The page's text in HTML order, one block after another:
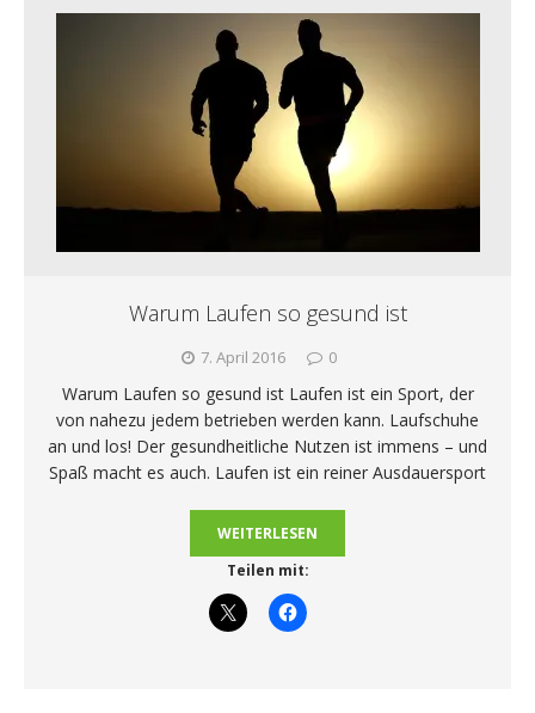
Warum Laufen so gesund ist
7. April 2016 0
Warum Laufen so gesund ist Laufen ist ein Sport, der
von nahezu jedem betrieben werden kann. Laufschuhe
an und los! Der gesundheitliche Nutzen ist immens – und
Spaß macht es auch. Laufen ist ein reiner Ausdauersport
WEITERLESEN
Teilen mit: